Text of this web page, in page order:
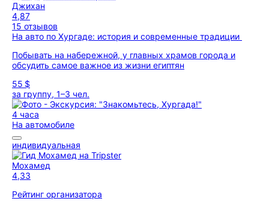
Джихан
4,87
15 отзывов
На авто по Хургаде: история и современные традиции
Побывать на набережной, у главных храмов города и
обсудить самое важное из жизни египтян
55 $
за группу, 1–3 чел.
4 часа
На автомобиле
индивидуальная
Мохамед
4,33
Рейтинг организатора